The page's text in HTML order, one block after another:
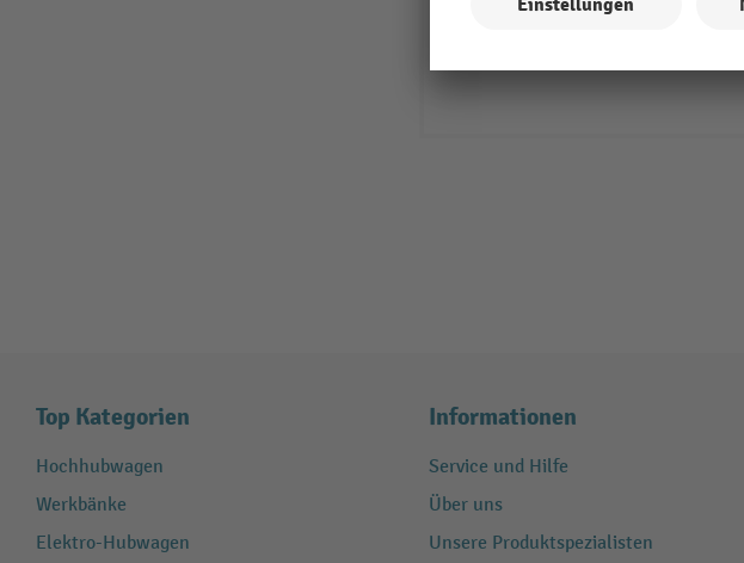
Top Kategorien
Hochhubwagen
Werkbänke
Elektro-Hubwagen
Informationen
Service und Hilfe
Über uns
Unsere Produktspezialisten